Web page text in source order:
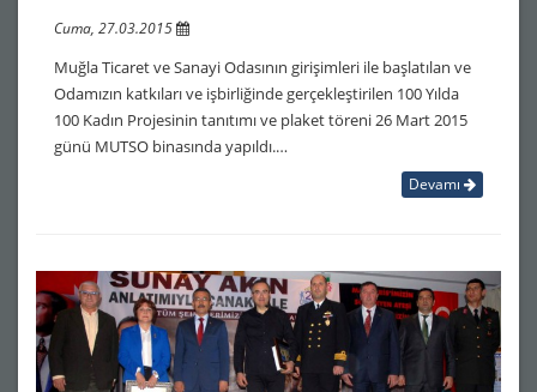
Cuma, 27.03.2015
Muğla Ticaret ve Sanayi Odasının girişimleri ile başlatılan ve
Odamızın katkıları ve işbirliğinde gerçekleştirilen 100 Yılda
100 Kadın Projesinin tanıtımı ve plaket töreni 26 Mart 2015
günü MUTSO binasında yapıldı.…
Devamı